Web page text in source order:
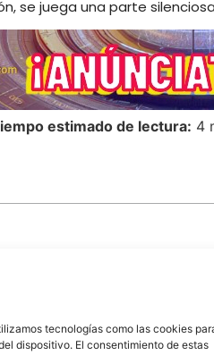
tecnologías como las cookies
dispositivo. El consentimiento de estas
se juega una parte
estimado de lectura: 4
Política de cookies Política de